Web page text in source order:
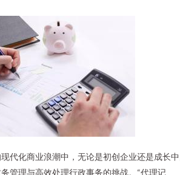
代化商业浪潮中，无论是初创企业还是成长
管理与高效处理行政事务的挑战。“代理记